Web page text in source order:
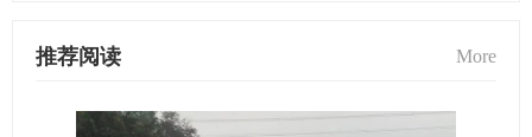
推荐阅读 More